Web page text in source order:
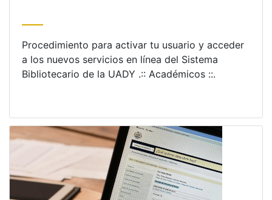
Procedimiento para activar tu usuario y acceder
a los nuevos servicios en línea del Sistema
Bibliotecario de la UADY .:: Académicos ::.